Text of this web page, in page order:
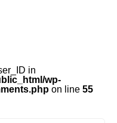
in
wp-
on line 55